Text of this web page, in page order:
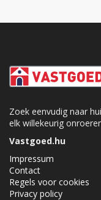
Zoek eenvudig naar
elk willekeurig
Vastgoed.hu
Impressum
Contact
Regels voor cookies
Privacy policy